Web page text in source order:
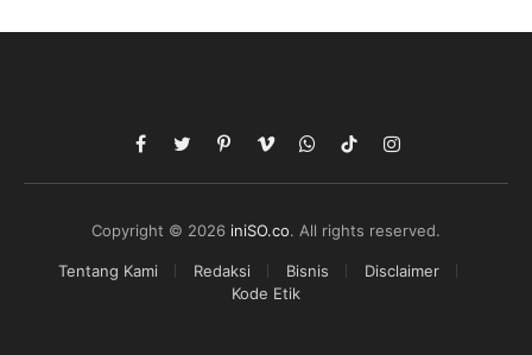
Facebook
TwitterPinterestVimeoWhatsApp
TikTokInstagram
Copyright © 2026 iniSO.co. All rights reserved.
Tentang Kami Redaksi Bisnis
Disclaimer
Kode Etik